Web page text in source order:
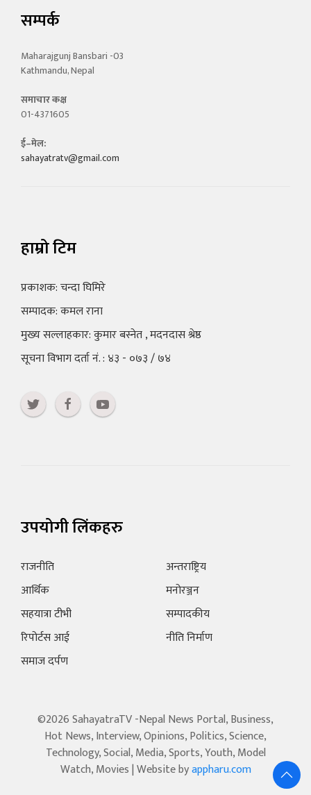
सम्पर्क
Maharajgunj Bansbari -03
Kathmandu, Nepal
समाचार कक्ष
01-4371605
ई–मेल:
sahayatratv@gmail.com
हाम्रो टिम
प्रकाशक: चन्दा घिमिरे
सम्पादक: कमल राना
मुख्य सल्लाहकार: कुमार बस्नेत , मदनदास श्रेष्ठ
सूचना विभाग दर्ता नं. : ४३ - ०७३ / ७४
उपयोगी लिंकहरु
राजनीति
आर्थिक
सहयात्रा टीभी
रिपोर्टस आई
समाज दर्पण
अन्तराष्ट्रिय
मनोरञ्जन
सम्पादकीय
नीति निर्माण
©2026 SahayatraTV -Nepal News Portal, Business,
Hot News, Interview, Opinions, Politics, Science,
Technology, Social, Media, Sports, Youth, Model
Watch, Movies | Website byappharu.com